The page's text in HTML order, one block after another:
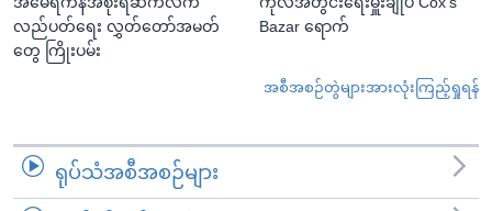
လည်ပတ်ရေး လွှတ်တော်အမတ်
တွေ ကြိုးပမ်း
Bazar ရောက်
အစီအစဉ်တွဲများအားလုံးကြည့်ရှုရန်
ရုပ်သံအစီအစဉ်များ